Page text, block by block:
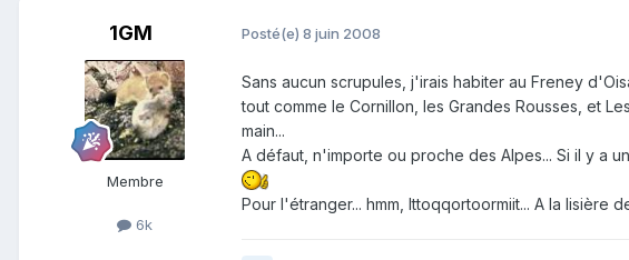
1GM
Membre
6k
Posté(e) 8 juin 2008
Sans aucun scrupules, j'irais habiter au Freney
tout comme le Cornillon, les Grandes Rousses, et
main...
A défaut, n'importe ou proche des Alpes... Si il y a
Pour l'étranger... hmm, Ittoqqortoormiit... A la lisière